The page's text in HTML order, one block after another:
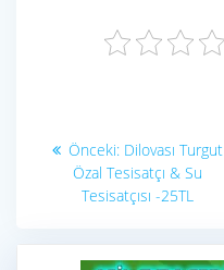
Yazı
gezinmesi
Önceki: Önceki
yazı:
Dilovası Turgut
Özal Tesisatçı & Su
Tesisatçısı -25TL